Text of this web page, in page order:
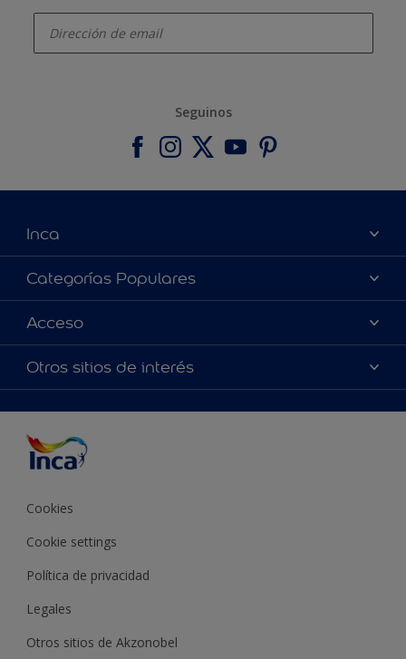
Seguinos
Inca
Acerca de Inca
Contactanos
Encontrá un distribuidor Inca
Categorías Populares
Colores
Productos
Inspiración
Acceso
Accesibilidad
Precisión del color
Otros sitios de interés
Cookies
Cookie settings
Política de privacidad
Legales
Otros sitios de Akzonobel